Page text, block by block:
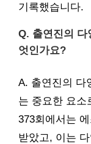
기록했습니다.
Q. 출연진의 다
엇인가요?
A. 출연진의 다
는 중요한 요소
373회에서는
받았고, 이는